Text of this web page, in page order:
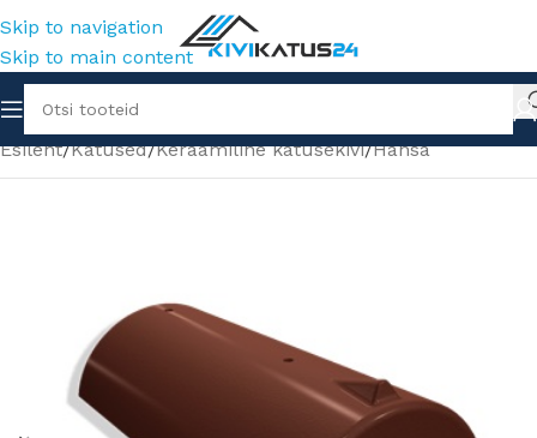
Skip to navigation
Skip to main content
Esileht/Katused/Keraamiline katusekivi/Hansa